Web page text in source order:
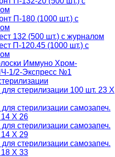
П-180 (1000 шт.) с
132 (500 шт.) с журналом
П-120.45 (1000 шт.) с
Иммуно Хром-
1/2-Экспресс №1
стерилизации 100 шт. 23 Х
стерилизации самозапеч.
Х 26
стерилизации самозапеч.
Х 29
стерилизации самозапеч.
Х 33